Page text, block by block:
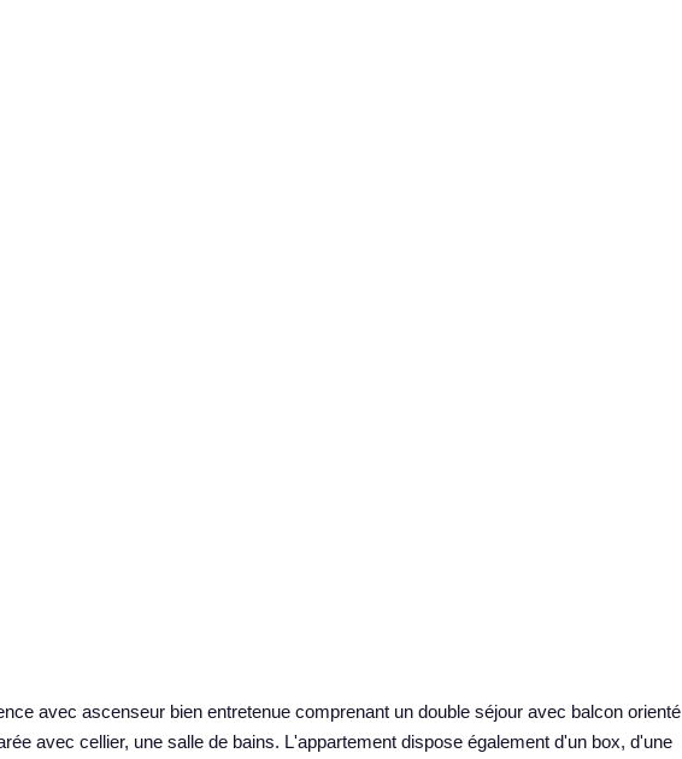
avec ascenseur bien entretenue comprenant un double séjour avec balcon orienté
avec cellier, une salle de bains. L'appartement dispose également d'un box, d'une